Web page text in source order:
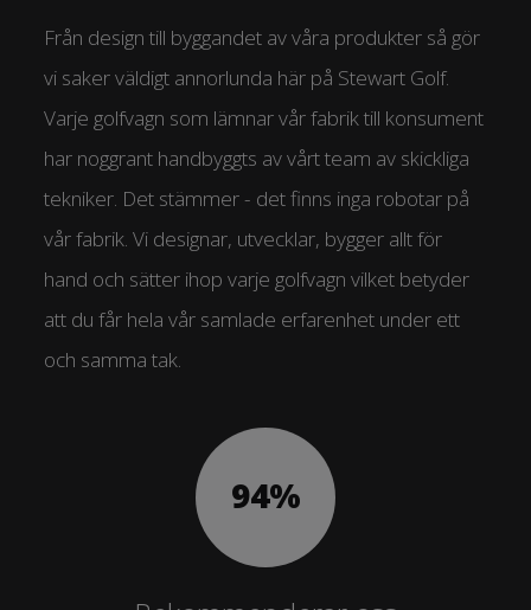
Från design till byggandet av våra produkter så gör
vi saker väldigt annorlunda här på Stewart Golf.
Varje golfvagn som lämnar vår fabrik till konsument
har noggrant handbyggts av vårt team av skickliga
tekniker. Det stämmer - det finns inga robotar på
vår fabrik. Vi designar, utvecklar, bygger allt för
hand och sätter ihop varje golfvagn vilket betyder
att du får hela vår samlade erfarenhet under ett
och samma tak.